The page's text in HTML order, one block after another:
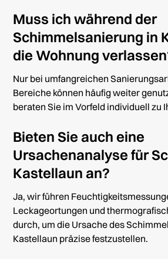
Muss ich während der
Schimmelsanierung in
die Wohnung
Nur bei umfangreichen
Bereiche können häufig weiter
beraten Sie im Vorfeld individuell zu
Bieten Sie auch eine
Ursachenanalyse für
Kastellaun an?
Ja, wir führen
Leckageortungen und
durch, um die Ursache des
Kastellaun präzise festzustellen.